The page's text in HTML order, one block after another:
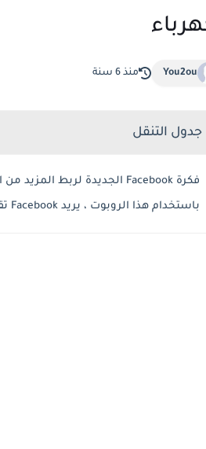
You2ou منذ 6 سنة
جدول التنقل
فكرة Facebook الجديدة لربط المزيد من الأشخاص بالإنترنت: روبوت يقلل من تكلفة نشر اسلاك الكهرباء
باستخدام هذا الروبوت ، يريد Facebook تقليل تكلفة الإنترنت